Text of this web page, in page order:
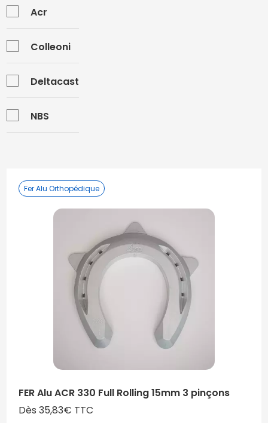
Acr
Colleoni
Deltacast
NBS
Fer Alu Orthopédique
FER Alu ACR 330 Full Rolling 15mm 3 pinçons
Dès 35,83€ TTC